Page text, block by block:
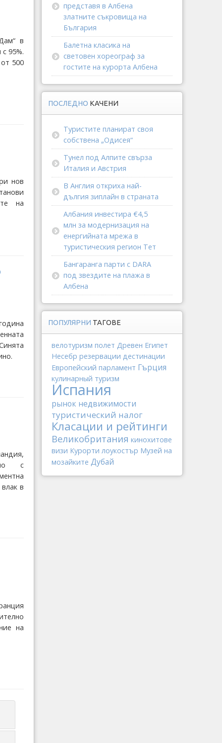
в
95%.
500
нов
на
с
в
на
представя в Албена
златните съкровища на
България
Балетна класика на
световен хореограф за
гостите на курорта Албена
ПОСЛЕДНО КАЧЕНИ
Туристите планират своя
собствена „Одисея“
Тунел под Алпите свърза
Италия и Австрия
В Англия откриха най-
дългия зиплайн в страната
Албания инвестира €4,5
млн за модернизация на
енергийната мрежа в
туристическия регион Тет
Бангаранга парти с DARA
под звездите на плажа в
Албена
ПОПУЛЯРНИ ТАГОВЕ
велотуризм полет Древен Египет
Несебр резервации дестинации
Европейский парламент Гърция
кулинарный туризм
Испания
рынок недвижимости
туристический налог
Класации и рейтинги
Великобритания кинохитове
визи Курорти лоукостър Музей на
мозайките Дубай